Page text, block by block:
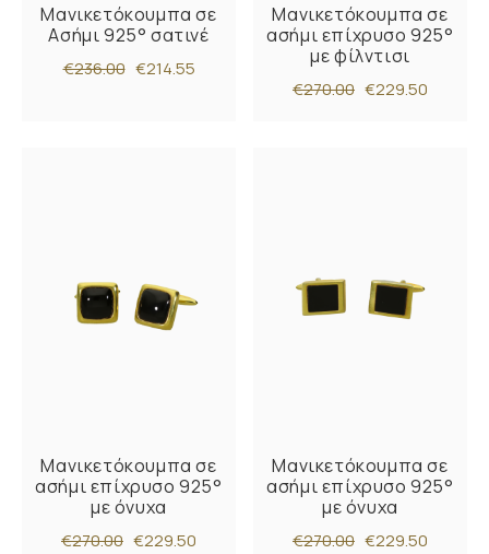
Μανικετόκουμπα σε
Ασήμι 925° σατινέ
€236.00 €214.55
Μανικετόκουμπα σε
ασήμι επίχρυσο 925°
με φίλντισι
€270.00 €229.50
Μανικετόκουμπα σε
ασήμι επίχρυσο 925°
με όνυχα
€270.00 €229.50
Μανικετόκουμπα σε
ασήμι επίχρυσο 925°
με όνυχα
€270.00 €229.50